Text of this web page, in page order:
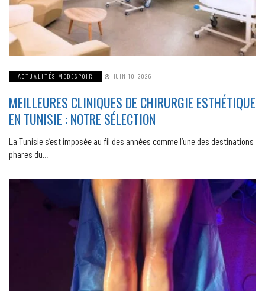
ACTUALITÉS MEDESPOIR JUIN 10, 2026
MEILLEURES CLINIQUES DE CHIRURGIE ESTHÉTIQUE
EN TUNISIE : NOTRE SÉLECTION
La Tunisie s’est imposée au fil des années comme l’une des destinations
phares du…